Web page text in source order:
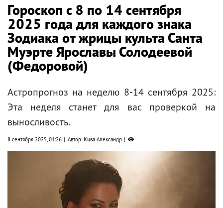
Гороскоп с 8 по 14 сентября
2025 года для каждого знака
Зодиака от жрицы культа Санта
Муэрте Ярославы Солодеевой
(Федоровой)
Астропрогноз на неделю 8-14 сентября 2025:
Эта неделя станет для вас проверкой на
выносливость.
8 сентября 2025, 01:26 Автор: Кива Александр